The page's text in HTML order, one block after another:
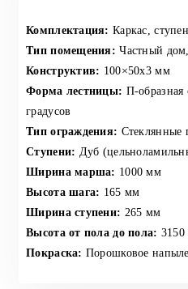
Комплектация: Каркас,
Тип помещения: Частный
Конструктив: 100×50х3 мм
Форма лестницы: П-образная
градусов
Тип ограждения: Стеклянные
Ступени: Дуб
Ширина марша: 1000 мм
Высота шага: 165 мм
Ширина ступени: 265 мм
Высота от пола до пола:
Покраска: Порошковое